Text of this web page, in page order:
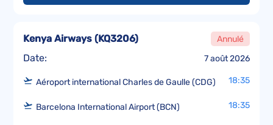
Date: 7 août 2026
Kenya Airways (KQ3206) Annulé
Aéroport international Charles de Gaulle (CDG) 18:35
Barcelona International Airport (BCN) 18:35